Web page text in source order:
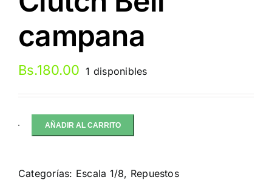
campana
Bs.180.00 1 disponibles
Losi
Endurance
AÑADIR AL CARRITO
Categorías: Escala 1/8, Repuestos